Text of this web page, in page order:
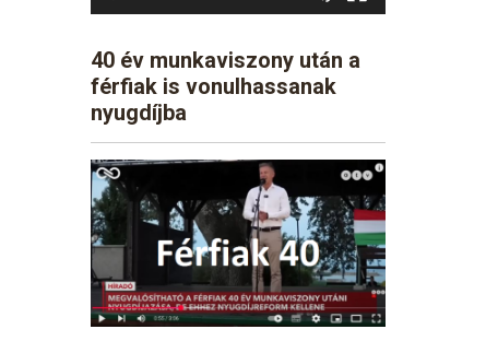
40 év munkaviszony után a
férfiak is vonulhassanak
nyugdíjba